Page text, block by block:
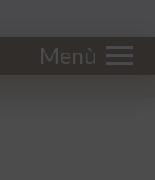
Menù